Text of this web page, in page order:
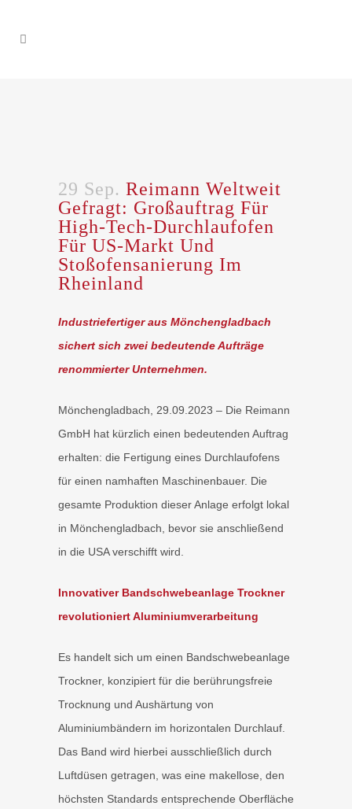
29 Sep. Reimann Weltweit
Gefragt: Großauftrag Für
High-Tech-Durchlaufofen
Für US-Markt Und
Stoßofensanierung Im
Rheinland
Industriefertiger aus Mönchengladbach
sichert sich zwei bedeutende Aufträge
renommierter Unternehmen.
Mönchengladbach, 29.09.2023 – Die Reimann
GmbH hat kürzlich einen bedeutenden Auftrag
erhalten: die Fertigung eines Durchlaufofens
für einen namhaften Maschinenbauer. Die
gesamte Produktion dieser Anlage erfolgt lokal
in Mönchengladbach, bevor sie anschließend
in die USA verschifft wird.
Innovativer Bandschwebeanlage Trockner
revolutioniert Aluminiumverarbeitung
Es handelt sich um einen Bandschwebeanlage
Trockner, konzipiert für die berührungsfreie
Trocknung und Aushärtung von
Aluminiumbändern im horizontalen Durchlauf.
Das Band wird hierbei ausschließlich durch
Luftdüsen getragen, was eine makellose, den
höchsten Standards entsprechende Oberfläche